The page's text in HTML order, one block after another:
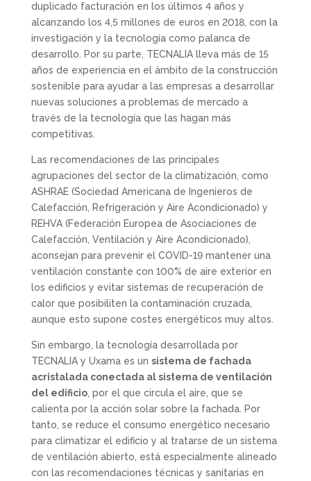
duplicado facturación en los últimos 4 años y
alcanzando los 4,5 millones de euros en 2018, con la
investigación y la tecnología como palanca de
desarrollo. Por su parte, TECNALIA lleva más de 15
años de experiencia en el ámbito de la construcción
sostenible para ayudar a las empresas a desarrollar
nuevas soluciones a problemas de mercado a
través de la tecnología que las hagan más
competitivas.
Las recomendaciones de las principales
agrupaciones del sector de la climatización, como
ASHRAE (Sociedad Americana de Ingenieros de
Calefacción, Refrigeración y Aire Acondicionado) y
REHVA (Federación Europea de Asociaciones de
Calefacción, Ventilación y Aire Acondicionado),
aconsejan para prevenir el COVID-19 mantener una
ventilación constante con 100% de aire exterior en
los edificios y evitar sistemas de recuperación de
calor que posibiliten la contaminación cruzada,
aunque esto supone costes energéticos muy altos.
Sin embargo, la tecnología desarrollada por
TECNALIA y Uxama es un sistema de fachada
acristalada conectada al sistema de ventilación
del edificio, por el que circula el aire, que se
calienta por la acción solar sobre la fachada. Por
tanto, se reduce el consumo energético necesario
para climatizar el edificio y al tratarse de un sistema
de ventilación abierto, está especialmente alineado
con las recomendaciones técnicas y sanitarias en